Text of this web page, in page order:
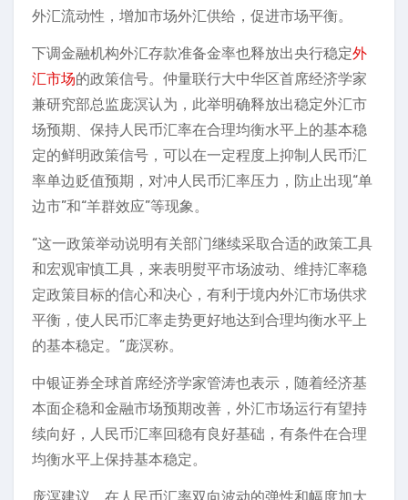
外汇流动性，增加市场外汇供给，促进市场平衡。
下调金融机构外汇存款准备金率也释放出央行稳定外
汇市场的政策信号。仲量联行大中华区首席经济学家
兼研究部总监庞溟认为，此举明确释放出稳定外汇市
场预期、保持人民币汇率在合理均衡水平上的基本稳
定的鲜明政策信号，可以在一定程度上抑制人民币汇
率单边贬值预期，对冲人民币汇率压力，防止出现“单
边市”和“羊群效应”等现象。
“这一政策举动说明有关部门继续采取合适的政策工具
和宏观审慎工具，来表明熨平市场波动、维持汇率稳
定政策目标的信心和决心，有利于境内外汇市场供求
平衡，使人民币汇率走势更好地达到合理均衡水平上
的基本稳定。”庞溟称。
中银证券全球首席经济学家管涛也表示，随着经济基
本面企稳和金融市场预期改善，外汇市场运行有望持
续向好，人民币汇率回稳有良好基础，有条件在合理
均衡水平上保持基本稳定。